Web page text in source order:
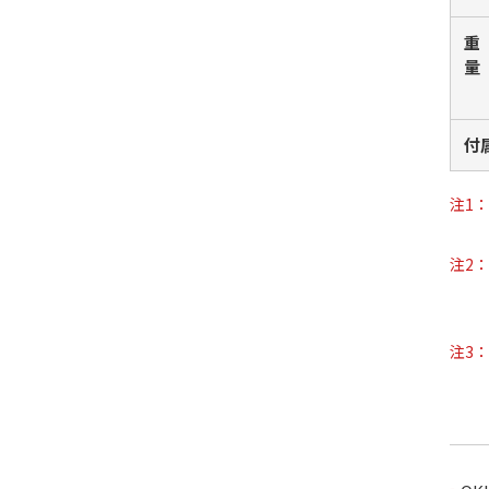
重
量
付
注1：
注2：
注3：